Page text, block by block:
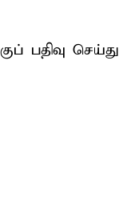
பதிவு செய்து